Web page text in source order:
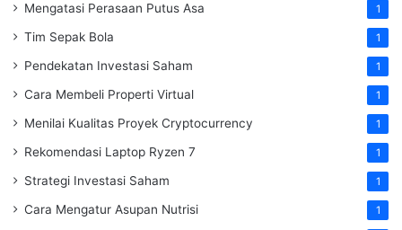
Mengatasi Perasaan Putus Asa 1
Tim Sepak Bola 1
Pendekatan Investasi Saham 1
Cara Membeli Properti Virtual 1
Menilai Kualitas Proyek Cryptocurrency 1
Rekomendasi Laptop Ryzen 7 1
Strategi Investasi Saham 1
Cara Mengatur Asupan Nutrisi 1